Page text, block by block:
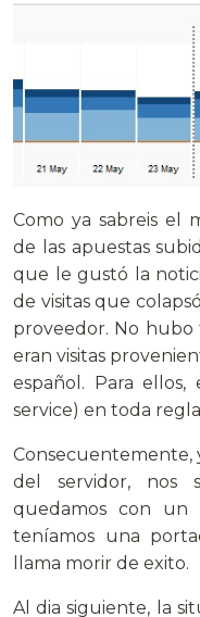
Como ya sabreis el
de las apuestas
que le gustó la
de visitas que colapsó
proveedor. No
eran visitas
español. Para
service) en toda
Consecuentemente,
del servidor, nos
quedamos con un
teníamos una
llama morir de exito.
Al dia siguiente, la